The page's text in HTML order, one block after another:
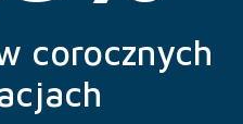
corocznych